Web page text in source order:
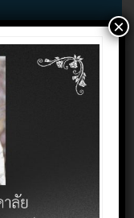
325-9004
Click
×